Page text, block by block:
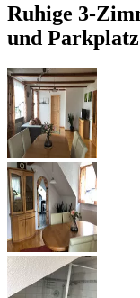
Ruhige 3-
und Parkplatz